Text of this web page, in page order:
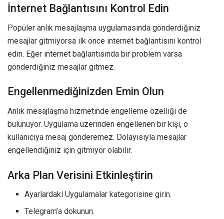
İnternet Bağlantısını Kontrol Edin
Popüler anlık mesajlaşma uygulamasında gönderdiğiniz
mesajlar gitmiyorsa ilk önce internet bağlantısını kontrol
edin. Eğer internet bağlantısında bir problem varsa
gönderdiğiniz mesajlar gitmez.
Engellenmediğinizden Emin Olun
Anlık mesajlaşma hizmetinde engelleme özelliği de
bulunuyor. Uygulama üzerinden engellenen bir kişi, o
kullanıcıya mesaj gönderemez. Dolayısıyla mesajlar
engellendiğiniz için gitmiyor olabilir.
Arka Plan Verisini Etkinleştirin
Ayarlardaki Uygulamalar kategorisine girin.
Telegram’a dokunun.